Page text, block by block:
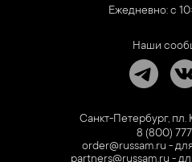
Ежедневно: с
Наши
Санкт-Петербург,
8 (800)
order@russam.ru -